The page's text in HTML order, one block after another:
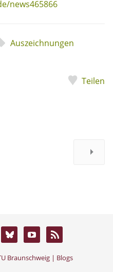
news465866
Auszeichnungen
Teilen
Braunschweig | Blogs